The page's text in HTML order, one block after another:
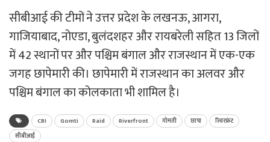
सीबीआई की टीमों ने उत्तर प्रदेश के लखनऊ, आगरा,
गाजियाबाद, नोएडा, बुलंदशहर और रायबरेली सहित 13 जिलों
में 42 स्थानों पर और पश्चिम बंगाल और राजस्थान में एक-एक
जगह छापेमारी की। छापेमारी में राजस्थान का अलवर और
पश्चिम बंगाल का कोलकाता भी शामिल है।
CBI Gomti Raid Riverfront गोमती छापा
रिवरफ्रंट
सीबीआई